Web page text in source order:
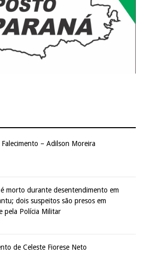
– Adilson Moreira
morto durante desentendimento em
dois suspeitos são presos em
pela Polícia Militar
de Celeste Fiorese Neto